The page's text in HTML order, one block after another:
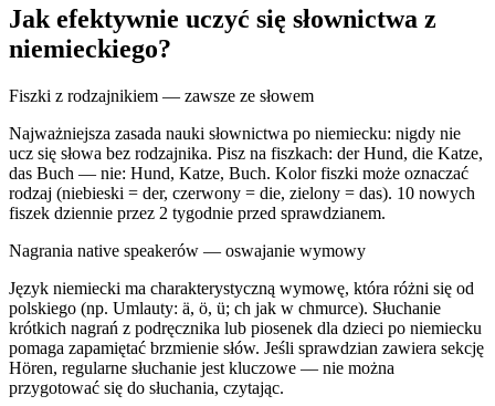
Jak efektywnie uczyć się słownictwa z
niemieckiego?
Fiszki z rodzajnikiem — zawsze ze słowem
Najważniejsza zasada nauki słownictwa po niemiecku: nigdy nie
ucz się słowa bez rodzajnika. Pisz na fiszkach: der Hund, die Katze,
das Buch — nie: Hund, Katze, Buch. Kolor fiszki może oznaczać
rodzaj (niebieski = der, czerwony = die, zielony = das). 10 nowych
fiszek dziennie przez 2 tygodnie przed sprawdzianem.
Nagrania native speakerów — oswajanie wymowy
Język niemiecki ma charakterystyczną wymowę, która różni się od
polskiego (np. Umlauty: ä, ö, ü; ch jak w chmurce). Słuchanie
krótkich nagrań z podręcznika lub piosenek dla dzieci po niemiecku
pomaga zapamiętać brzmienie słów. Jeśli sprawdzian zawiera sekcję
Hören, regularne słuchanie jest kluczowe — nie można
przygotować się do słuchania, czytając.